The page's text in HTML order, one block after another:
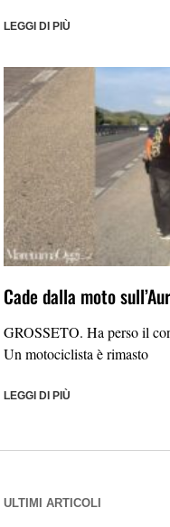
LEGGI DI PIÙ
Cade dalla moto
GROSSETO. Ha perso il
Un motociclista è rimasto
LEGGI DI PIÙ
ULTIMI ARTICOLI